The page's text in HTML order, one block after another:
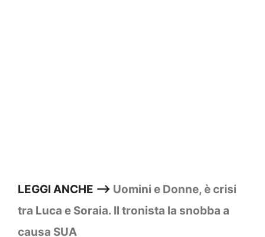
LEGGI ANCHE –> Uomini e Donne, è crisi
tra Luca e Soraia. Il tronista la snobba a
causa SUA